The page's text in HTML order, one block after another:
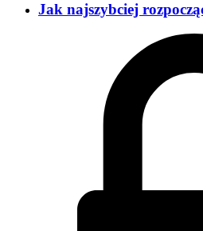
Jak najszybciej